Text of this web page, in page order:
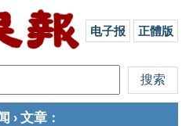
电子报 正體版
› 文章 ：